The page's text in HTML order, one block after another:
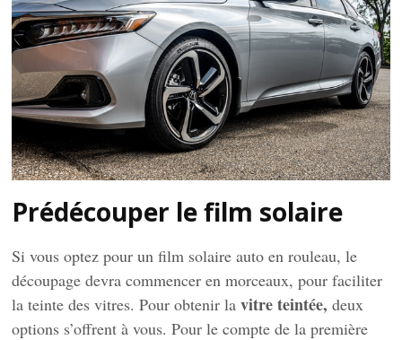
Prédécouper le film solaire
Si vous optez pour un film solaire auto en rouleau, le
découpage devra commencer en morceaux, pour faciliter
la teinte des vitres. Pour obtenir lavitre teintée, deux
options s’offrent à vous. Pour le compte de la première